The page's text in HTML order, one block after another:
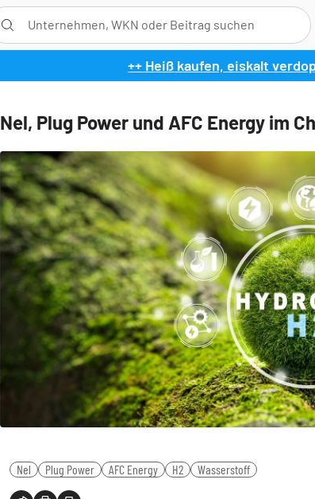
++ Heiß kaufen, eiskalt
Nel, Plug Power und AFC Energy im
Nel Plug Power AFC Energy H2 Wasserstoff